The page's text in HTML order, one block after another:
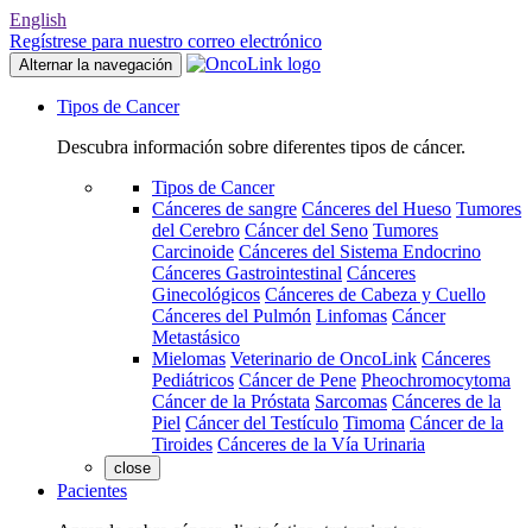
English
Regístrese para nuestro correo electrónico
Alternar la navegación
Tipos de Cancer
Descubra información sobre diferentes tipos de cáncer.
Tipos de Cancer
Cánceres de sangre Cánceres del Hueso Tumores
del Cerebro Cáncer del Seno Tumores
Carcinoide Cánceres del Sistema Endocrino
Cánceres Gastrointestinal Cánceres
Ginecológicos Cánceres de Cabeza y Cuello
Cánceres del Pulmón Linfomas Cáncer
Metastásico
Mielomas Veterinario de OncoLink Cánceres
Pediátricos Cáncer de Pene Pheochromocytoma
Cáncer de la Próstata Sarcomas Cánceres de la
Piel Cáncer del Testículo Timoma Cáncer de la
Tiroides Cánceres de la Vía Urinaria
close
Pacientes